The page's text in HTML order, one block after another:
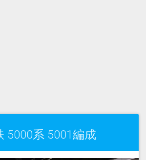
5000系 5001編成